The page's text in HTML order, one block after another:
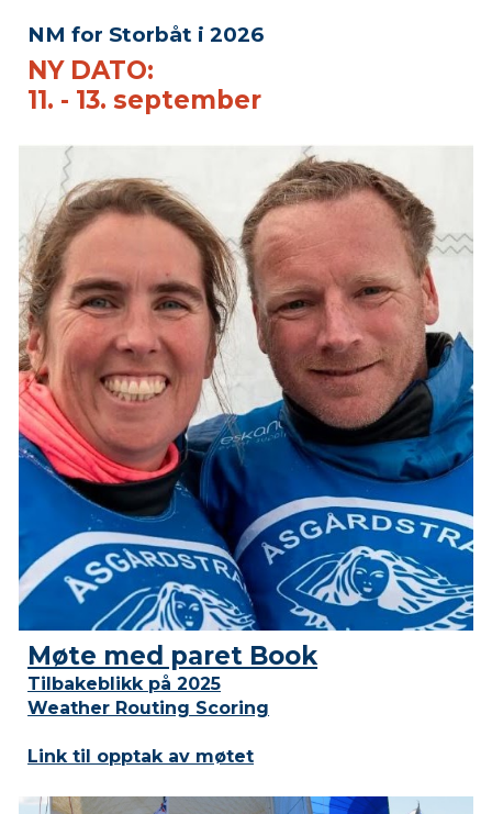
NM for Storbåt i 2026
NY DATO:
11. - 13. september
Møte med paret Book
Tilbakeblikk på 2025
Weather Routing Scoring
Link til opptak av møtet